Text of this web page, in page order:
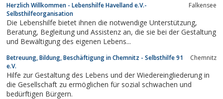
das Richtige für Sie. Im Mittelpunkt der Eutonie steht die
Salutogenese, die...
Herzlich Willkommen - Lebenshilfe Havelland e.V.-
Selbsthilfeorganisation
Falkensee
Die Lebenshilfe bietet ihnen die notwendige Unterstützung,
Beratung, Begleitung und Assistenz an, die sie bei der Gestaltung
und Bewältigung des eigenen Lebens...
Betreuung, Bildung, Beschäftigung in Chemnitz - Selbsthilfe 91
e.V.
Chemnitz
Hilfe zur Gestaltung des Lebens und der Wiedereingliederung in
die Gesellschaft zu ermöglichen für sozial schwachen und
bedürftigen Bürgern.